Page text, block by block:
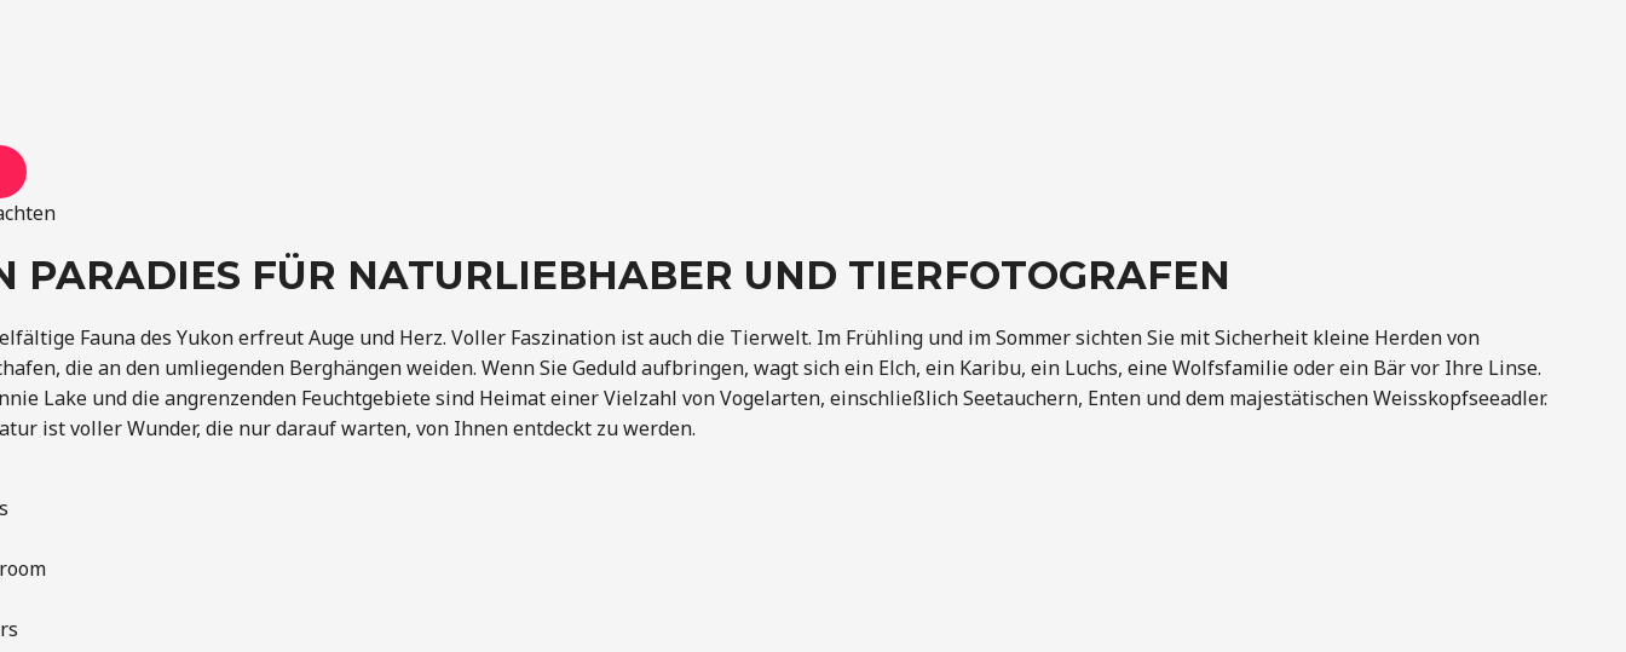
PARADIES FÜR NATURLIEBHABER UND TIERFOTOGRAFEN
Fauna des Yukon erfreut Auge und Herz. Voller Faszination ist auch die Tierwelt. Im Frühling und im Sommer sichten Sie mit Sicherheit kleine Herden von
die an den umliegenden Berghängen weiden. Wenn Sie Geduld aufbringen, wagt sich ein Elch, ein Karibu, ein Luchs, eine Wolfsfamilie oder ein Bär vor Ihre Linse.
Lake und die angrenzenden Feuchtgebiete sind Heimat einer Vielzahl von Vogelarten, einschließlich Seetauchern, Enten und dem majestätischen Weisskopfseeadler.
ist voller Wunder, die nur darauf warten, von Ihnen entdeckt zu werden.